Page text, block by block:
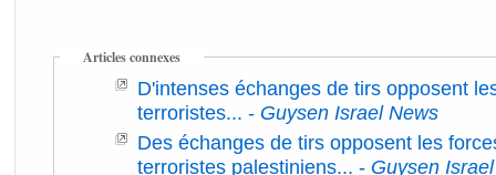
Articles connexes
D'intenses échanges de tirs opposent
terroristes... - Guysen Israel News
Des échanges de tirs opposent les
terroristes palestiniens... - Guysen